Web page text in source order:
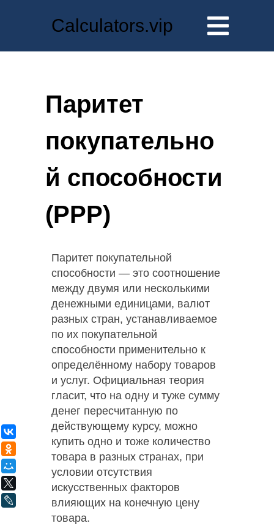
Calculators.vip
Паритет
покупательно
й способности
(PPP)
Паритет покупательной
способности — это соотношение
между двумя или несколькими
денежными единицами, валют
разных стран, устанавливаемое
по их покупательной
способности применительно к
определённому набору товаров
и услуг. Официальная теория
гласит, что на одну и туже сумму
денег пересчитанную по
действующему курсу, можно
купить одно и тоже количество
товара в разных странах, при
условии отсутствия
искусственных факторов
влияющих на конечную цену
товара.
ВКонтакте
Одноклассники
LiveJournal